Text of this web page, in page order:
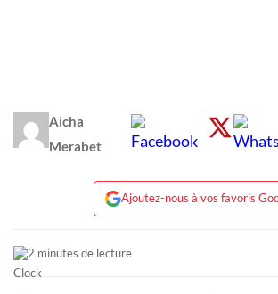
Aicha
Merabet
Ajoutez-nous à vos favoris
2 minutes de lecture